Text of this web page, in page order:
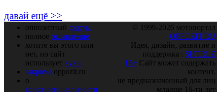
давай ещё >>
оппозитный форум
полное оглавление
хотите вы этого или
нет, но сайт
использует куки
закрома oppozit.ru
о
конфиденциальности
© 1999-2026 мотопортал
OPPOZIT.RU
Идея, дизайн, развитие и
поддержка : SHTRLZ
16+ Сайт может содержать
контент,
не предназначенный для лиц
младше 16-ти лет